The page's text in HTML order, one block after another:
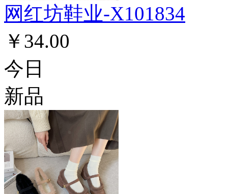
网红坊鞋业-X101834
￥34.00
今日
新品